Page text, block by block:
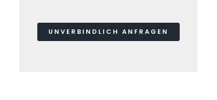
UNVERBINDLICH ANFRAGEN